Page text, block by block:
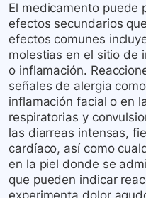
El medicamento puede
efectos secundarios
efectos comunes
molestias en el sitio de
o inflamación.
señales de alergia
inflamación facial o en
respiratorias y
las diarreas intensas,
cardíaco, así como
en la piel donde se
que pueden indicar